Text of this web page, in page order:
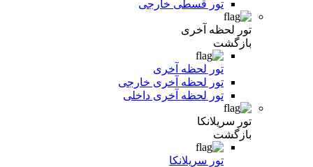
تور قسطی خارجی
تور لحظه آخری
بازگشت
تور لحظه آخری
تور لحظه آخری خارجی
تور لحظه آخری داخلی
تور سریلانکا
بازگشت
تور سریلانکا